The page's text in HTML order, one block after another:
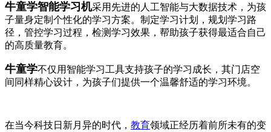
牛童学智能学习机采用先进的人工智能与大数据技术，为孩
子量身定制个性化的学习方案。制定学习计划，规划学习路
径，管控学习过程，检测学习效果，帮助孩子获得最适合自己
的高质量教育。
牛童学不仅用智能学习工具支持孩子的学习成长，其门店空
间同样精心设计，为孩子们提供一个温馨舒适的学习环境。
在当今科技日新月异的时代， 教育领域正经历着前所未有的变